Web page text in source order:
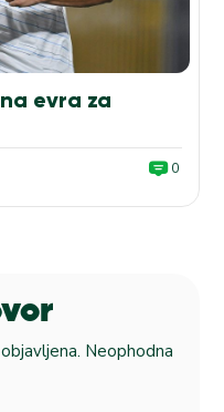
evra za
0
Neophodna